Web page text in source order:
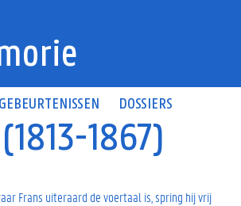
GEBEURTENISSEN DOSSIERS
1867)
Frans uiteraard de voertaal is, spring hij vrij